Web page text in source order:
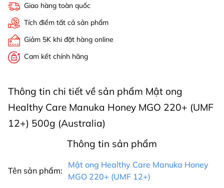
Giao hàng toàn quốc
Tích điểm tất cả sản phẩm
Giảm 5K khi đặt hàng online
Cam kết chính hãng
Thông tin chi tiết về sản phẩm Mật ong
Healthy Care Manuka Honey MGO 220+ (UMF
12+) 500g (Australia)
Thông tin sản phẩm
Tên sản phẩm:
Mật ong Healthy Care Manuka Honey
MGO 220+ (UMF 12+)